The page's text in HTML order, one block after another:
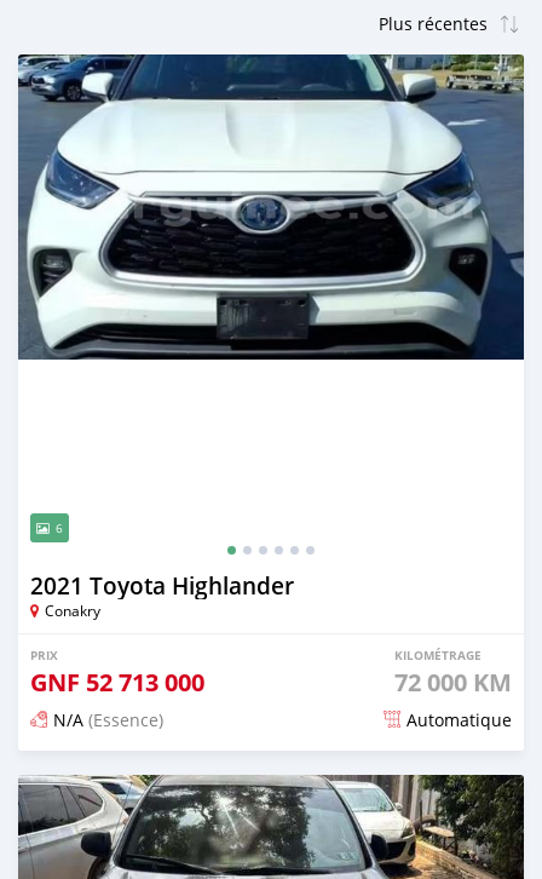
6
2021 Toyota Highlander
Conakry
PRIX
GNF 52 713 000
KILOMÉTRAGE
72 000 KM
N/A (Essence) Automatique
Publié il y a 3 mois